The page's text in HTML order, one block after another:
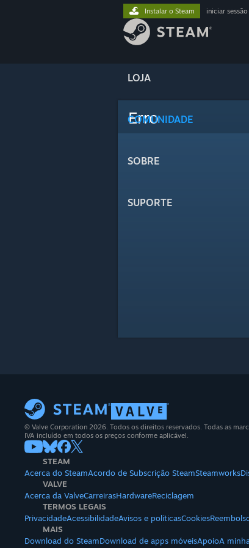
LOJA
COMUNIDADE
SOBRE
SUPORTE
Instalar o Steam iniciar sessão
Erro
© Valve Corporation 2026. Todos os direitos reservados. Todas as
IVA incluído em todos os preços conforme aplicável.
STEAM
Acerca do SteamAcordo de Subscrição SteamSteamworks
VALVE
Acerca da ValveCarreirasHardwareReciclagem
TERMOS LEGAIS
PrivacidadeAcessibilidadeAvisos e políticasCookies
MAIS
Download do SteamDownload de apps móveisApoioA